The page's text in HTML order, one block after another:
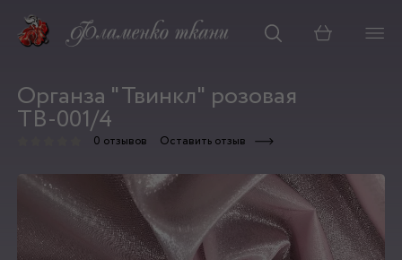
Корзина
Органза "Твинкл" розовая
ТВ-001/4
0 отзывов Оставить отзыв